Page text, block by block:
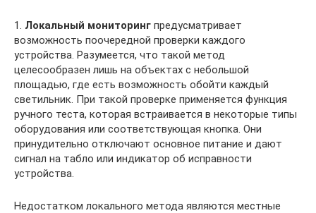
1. Локальный мониторинг предусматривает
возможность поочередной проверки каждого
устройства. Разумеется, что такой метод
целесообразен лишь на объектах с небольшой
площадью, где есть возможность обойти каждый
светильник. При такой проверке применяется функция
ручного теста, которая встраивается в некоторые типы
оборудования или соответствующая кнопка. Они
принудительно отключают основное питание и дают
сигнал на табло или индикатор об исправности
устройства.
Недостатком локального метода являются местные